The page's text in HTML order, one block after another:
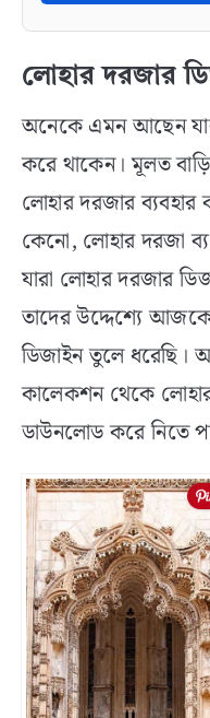
লোহার দরজার
অনেকে এমন আছেন
করে থাকেন। মূলত
লোহার দরজার
কেনো, লোহার দরজা
যারা লোহার দরজার
তাদের উদ্দেশ্যে
ডিজাইন তুলে ধরেছি।
কালেকশন থেকে
ডাউনলোড করে নিতে